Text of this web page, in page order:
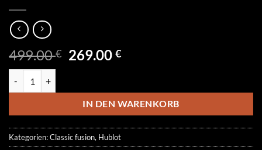
499.00€ Ursprünglicher
499.00 €
269.00€Aktueller
269.00 €.
IN DEN WARENKORB
Kategorien:Classic fusion, Hublot